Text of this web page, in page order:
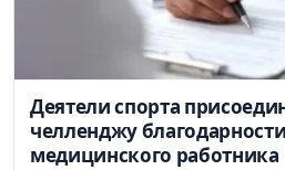
Деятели спорта
челленджу
медицинского работника